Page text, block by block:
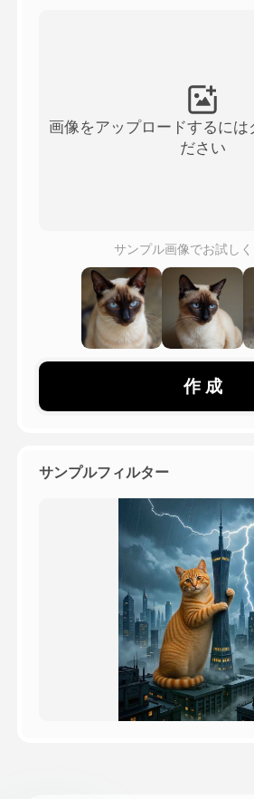
製品ニュース製品案内会社案内
すべてのテンプレー
ギャラリー
ブログ
画像をアップロードするには
ださい
サンプル画像でお試し
作 成
サンプルフィルター